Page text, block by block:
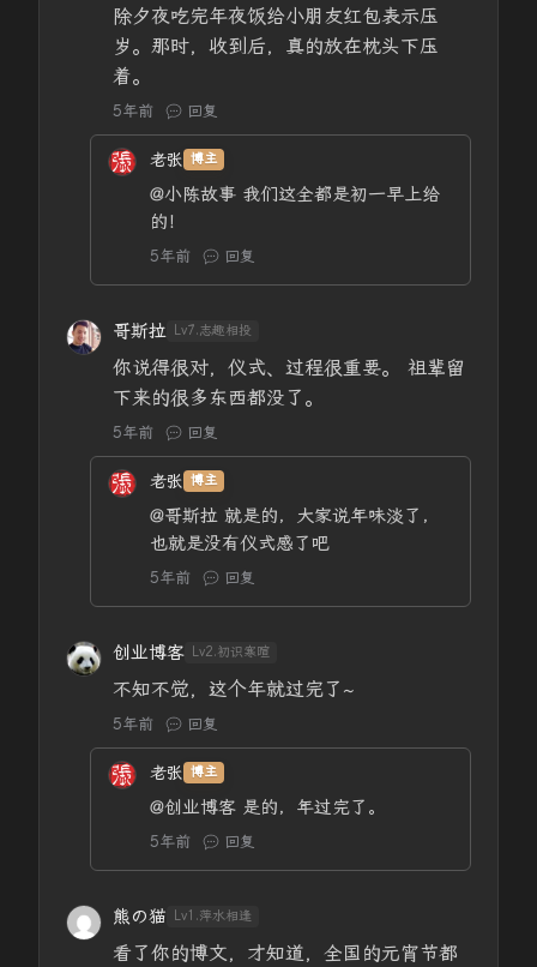
除夕夜吃完年夜饭给小朋友红包表示压
岁。那时，收到后，真的放在枕头下压
着。
5年前 回复
老张 博主
@小陈故事 我们这全都是初一早上给
的！
5年前 回复
哥斯拉 Lv7.志趣相投
你说得很对，仪式、过程很重要。 祖辈留
下来的很多东西都没了。
5年前 回复
老张 博主
@哥斯拉 就是的，大家说年味淡了，
也就是没有仪式感了吧
5年前 回复
创业博客 Lv2.初识寒暄
不知不觉，这个年就过完了~
5年前 回复
老张 博主
@创业博客 是的，年过完了。
5年前 回复
熊の猫 Lv1.萍水相逢
看了你的博文，才知道，全国的元宵节都